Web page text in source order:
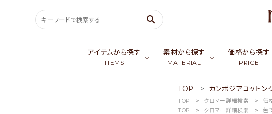
search
アイテムから探す
ITEMS
スカーフ & ストール
素材から探す
MATERIAL
ゴールデンシルク
価格から探す
PRICE
￥0〜￥
TOP カンボジアコットン
TOP クロマー詳細検索 価
TOP
クロマー詳細検索 色